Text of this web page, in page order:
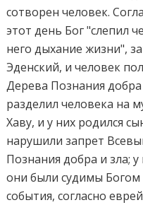
сотворен человек.
этот день Бог "слепил
него дыхание жизни",
Эденский, и человек
Дерева Познания добра
разделил человека на
Хаву, и у них родился
нарушили запрет
Познания добра и зла;
они были судимы Богом
события, согласно